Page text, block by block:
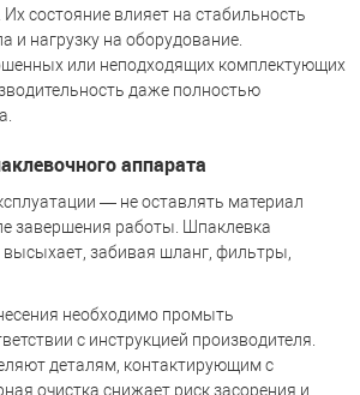
состояние влияет на стабильность
и нагрузку на оборудование.
или неподходящих комплектующих
даже полностью
аппарата
— не оставлять материал
завершения работы. Шпаклевка
высыхает, забивая шланг, фильтры,
необходимо промыть
с инструкцией производителя.
деталям, контактирующим с
очистка снижает риск засорения и